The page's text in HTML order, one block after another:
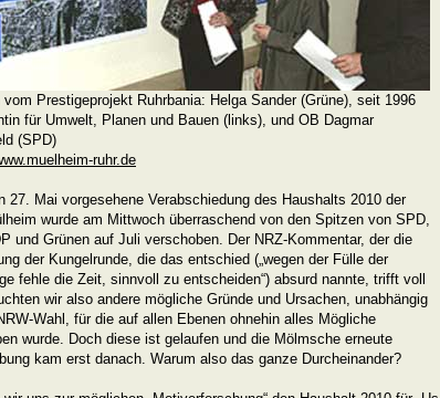
vom Prestigeprojekt Ruhrbania: Helga Sander (Grüne), seit 1996
für Umwelt, Planen und Bauen (links), und OB Dagmar
(SPD)
ruhr.de
27. Mai vorgesehene Verabschiedung des Haushalts 2010 der
wurde am Mittwoch überraschend von den Spitzen von SPD,
und Grünen auf Juli verschoben. Der NRZ-Kommentar, der die
der Kungelrunde, die das entschied („wegen der Fülle der
fehle die Zeit, sinnvoll zu entscheiden“) absurd nannte, trifft voll
wir also andere mögliche Gründe und Ursachen, unabhängig
Wahl, für die auf allen Ebenen ohnehin alles Mögliche
wurde. Doch diese ist gelaufen und die Mölmsche erneute
kam erst danach. Warum also das ganze Durcheinander?